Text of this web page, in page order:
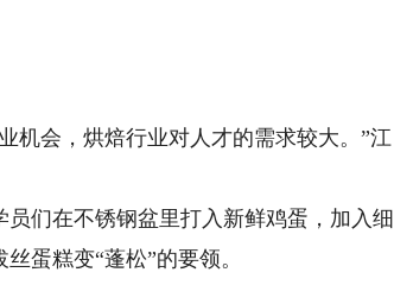
会，烘焙行业对人才的需求较大。”江
们在不锈钢盆里打入新鲜鸡蛋，加入细
蛋糕变“蓬松”的要领。